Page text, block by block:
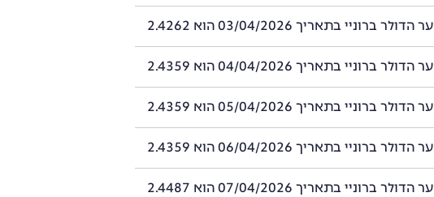
הדולר ברוניי בתאריך 03/04/2026 הוא 2.4262
הדולר ברוניי בתאריך 04/04/2026 הוא 2.4359
הדולר ברוניי בתאריך 05/04/2026 הוא 2.4359
הדולר ברוניי בתאריך 06/04/2026 הוא 2.4359
הדולר ברוניי בתאריך 07/04/2026 הוא 2.4487